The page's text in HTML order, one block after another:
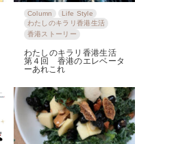
Column
Life Style
わたしのキラリ香港生活
香港ストーリー
わたしのキラリ香港生活
第４回 香港のエレベータ
ーあれこれ